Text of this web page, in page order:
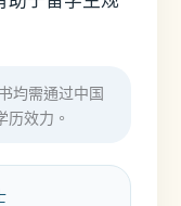
均需通过中国
历效力。